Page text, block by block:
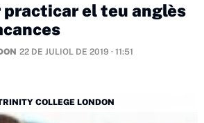
practicar el teu anglès
22 DE JULIOL DE 2019 · 11:51
COLLEGE LONDON